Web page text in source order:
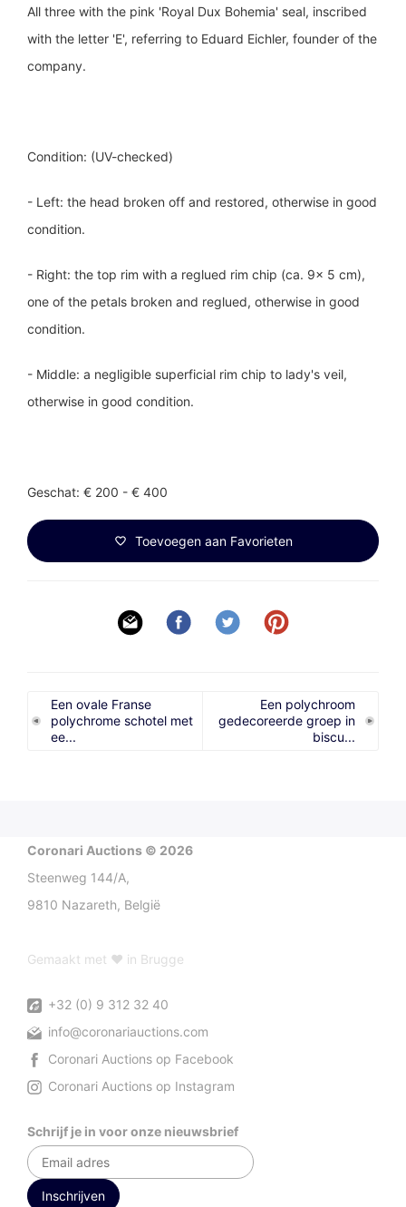
All three with the pink 'Royal Dux Bohemia' seal, inscribed
with the letter 'E', referring to Eduard Eichler, founder of the
company.
Condition: (UV-checked)
- Left: the head broken off and restored, otherwise in good
condition.
- Right: the top rim with a reglued rim chip (ca. 9x 5 cm),
one of the petals broken and reglued, otherwise in good
condition.
- Middle: a negligible superficial rim chip to lady's veil,
otherwise in good condition.
Geschat: € 200 - € 400
Toevoegen aan Favorieten
Een ovale Franse
polychrome schotel met
ee...
Een polychroom
gedecoreerde groep in
biscu...
Coronari Auctions © 2026
Steenweg 144/A,
9810 Nazareth, België
Gemaakt met ♥ in Brugge
+32 (0) 9 312 32 40
info@coronariauctions.com
Coronari Auctions op Facebook
Coronari Auctions op Instagram
Schrijf je in voor onze nieuwsbrief